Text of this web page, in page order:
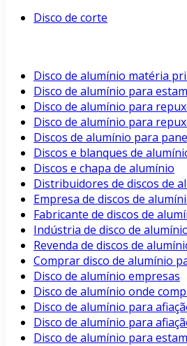
Disco de corte
Disco de alumínio matéria
Disco de alumínio para
Disco de alumínio para
Disco de alumínio para
Discos de alumínio para
Discos e blanques de
Discos e chapa de alumínio
Distribuidores de discos de
Empresa de discos de
Fabricante de discos de
Indústria de disco de
Revenda de discos de
Comprar disco de alumínio
Disco de alumínio empresas
Disco de alumínio onde
Disco de alumínio para
Disco de alumínio para
Disco de alumínio para